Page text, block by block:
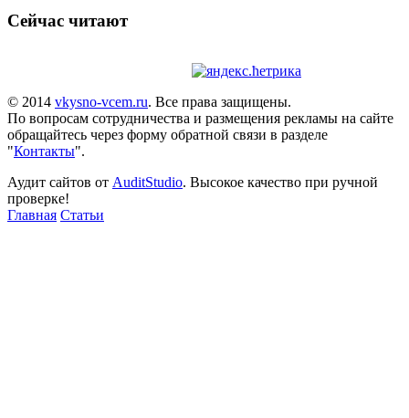
Сейчас читают
© 2014 vkysno-vcem.ru. Все права защищены.
По вопросам сотрудничества и размещения рекламы на сайте
обращайтесь через форму обратной связи в разделе
"Контакты".
Аудит сайтов от AuditStudio. Высокое качество при ручной
проверке!
Главная Статьи